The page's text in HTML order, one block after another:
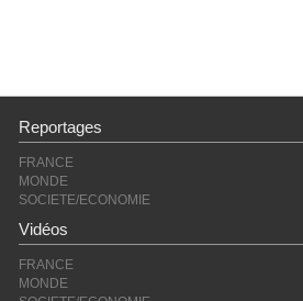
Reportages
FRANCE
MONDE
SOCIETE/ECONOMIE
Vidéos
FRANCE
MONDE